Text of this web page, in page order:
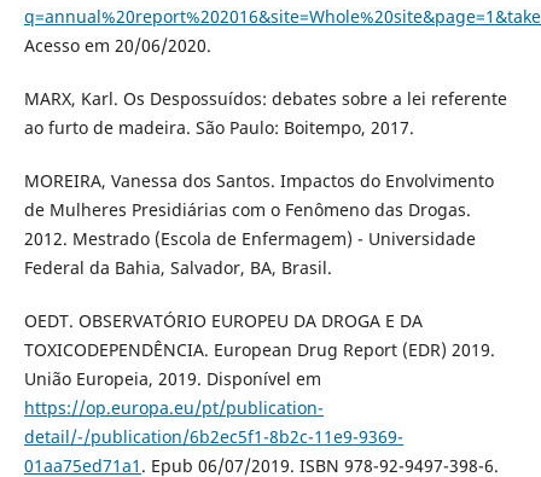
Acesso em 20/06/2020.
MARX, Karl. Os Despossuídos: debates sobre a lei referente
ao furto de madeira. São Paulo: Boitempo, 2017.
MOREIRA, Vanessa dos Santos. Impactos do Envolvimento
de Mulheres Presidiárias com o Fenômeno das Drogas.
2012. Mestrado (Escola de Enfermagem) - Universidade
Federal da Bahia, Salvador, BA, Brasil.
OEDT. OBSERVATÓRIO EUROPEU DA DROGA E DA
TOXICODEPENDÊNCIA. European Drug Report (EDR) 2019.
União Europeia, 2019. Disponível em
https://op.europa.eu/pt/publication-
detail/-/publication/6b2ec5f1-8b2c-11e9-9369-
01aa75ed71a1 . Epub 06/07/2019. ISBN 978-92-9497-398-6.